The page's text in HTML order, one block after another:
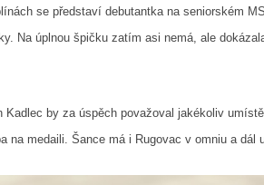
se představí debutantka na seniorském
Na úplnou špičku zatím asi nemá, ale
Kadlec by za úspěch považoval jakékoliv
medaili. Šance má i Rugovac v omniu a dál